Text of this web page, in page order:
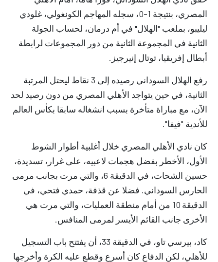
المصري، بنتيجة 1-0، سجله المهاجم الكونغولي، غلودي
ليليبو، بملعب "الهلال" في أم درمان، لحساب الجولة
الثانية في المجموعة الثانية من دور المجموعات لرابطة
أبطال إفريقيا، توتال إنيرجيز.
رفع الهلال السوداني رصيده إلى 3 نقاط ليحتل المرتبة
الثانية، في حين يتواجد الأهلي المصري من دون رصيد لحد
الآن، مع مباراة متأخرة بسبب انشغاله سابقا بكأس العالم
للأندية "فيفا".
كان نادي الأهلي المصري خلال أغلبية أطوار الشوط
الأول، الأخطر بفضل هجمات لاعبيه، على غرار، تسديدة،
حسين الشحات، في الدقيقة 6، والتي مرت بجانب مرمى
الحارس السوداني. فضلا عن قذفة، حمدي فتحي، في
الدقيقة 10 من أمام منطقة العمليات، والتي مرت هي
الأخرى جانب القائم الأيسر لمرمى المنافس.
كاد، بيرسي تاو، في الدقيقة 33، أن يفتتح باب التسجيل
للأهلي، لكن الدفاع كان أسرع وقطع عليه الكرة وأخرجها